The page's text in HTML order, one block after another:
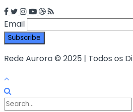
Email
Rede Aurora © 2025 | Todos os